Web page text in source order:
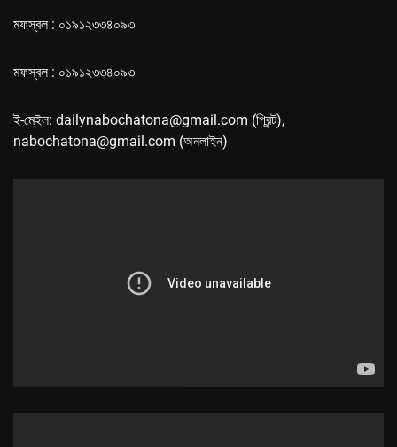
মফস্বল : ০১৯১২৩৩৪০৯৩
মফস্বল : ০১৯১২৩৩৪০৯৩
ই-মেইল: dailynabochatona@gmail.com (প্রিন্ট),
nabochatona@gmail.com (অনলাইন)